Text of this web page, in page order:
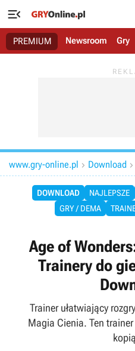

PREMIUM Newsroom Gry
www.gry-online.pl  Download 
DOWNLOAD NAJLEPSZE
GRY / DEMA
Age of
Trainery do
Trainer ułatwiający
Magia Cienia. Ten